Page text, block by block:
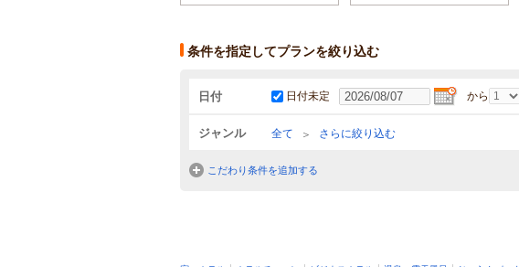
条件を指定してプランを絞り込む
日付 日付未定 から
ジャンル 全て さらに絞り込む
こだわり条件を追加する